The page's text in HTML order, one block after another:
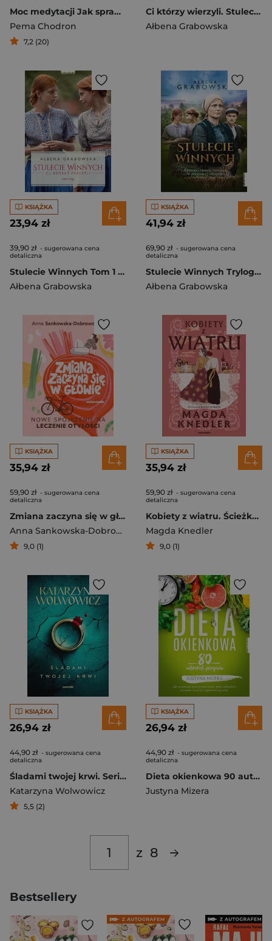
Moc medytacji Jak sprawić, by umysł stał się twoim sprzymierzeńcem
Pema Chodron
7,2 (20)
Ci którzy wierzyli. Stulecie Winnych. Tom 3 wyd. specjalne
Ałbena Grabowska
KSIĄŻKA
23,94 zł
39,90 zł - sugerowana cena
detaliczna
Stulecie Winnych Tom 1 Ci, którzy przeżyli (wydanie serialowe)
Ałbena Grabowska
KSIĄŻKA
41,94 zł
69,90 zł - sugerowana cena
detaliczna
Stulecie Winnych Trylogia Bestsellerowa trylogia w filmowej odsłonie
Ałbena Grabowska
KSIĄŻKA
35,94 zł
59,90 zł - sugerowana cena
detaliczna
Zmiana zaczyna się w głowie
Anna Sankowska-Dobrowolska
9,0 (1)
KSIĄŻKA
35,94 zł
59,90 zł - sugerowana cena
detaliczna
Kobiety z wiatru. Ścieżkami nadziei. Tom 3
Magda Knedler
9,0 (1)
KSIĄŻKA
26,94 zł
44,90 zł - sugerowana cena
detaliczna
Śladami twojej krwi. Seria z Rupertem Ogrodnikiem. Tom 1
Katarzyna Wolwowicz
5,5 (2)
KSIĄŻKA
26,94 zł
44,90 zł - sugerowana cena
detaliczna
Dieta okienkowa 90 autorskich przepisów
Justyna Mizera
z 8
Bestsellery